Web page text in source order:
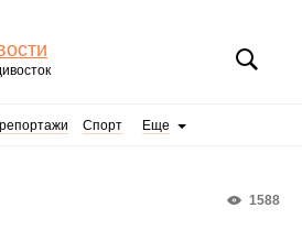
Спорт Еще
1588